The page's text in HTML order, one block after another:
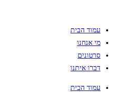
עמוד הבית
מי אנחנו
סרטונים
דברו איתנו
עמוד הבית